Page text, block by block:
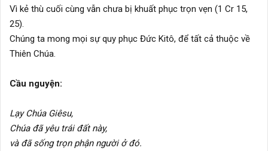
Vì kẻ thù cuối cùng vẫn chưa bị khuất phục trọn vẹn (1 Cr 15,
25).
Chúng ta mong mọi sự quy phục Đức Kitô, để tất cả thuộc về
Thiên Chúa.
Cầu nguyện:
Lạy Chúa Giêsu,
Chúa đã yêu trái đất này,
và đã sống trọn phận người ở đó.